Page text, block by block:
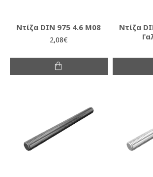
Ντίζα DIN 975 4.6 M08
2,08€
Ντίζα